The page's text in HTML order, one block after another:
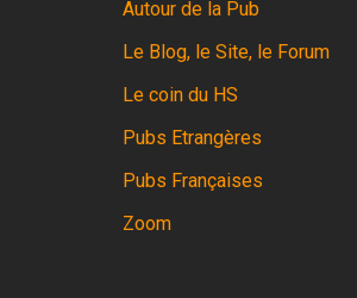
Autour de la Pub
Le Blog, le Site, le Forum
Le coin du HS
Pubs Etrangères
Pubs Françaises
Zoom